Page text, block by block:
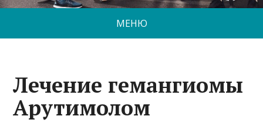
МЕНЮ
Лечение гемангиомы
Арутимолом